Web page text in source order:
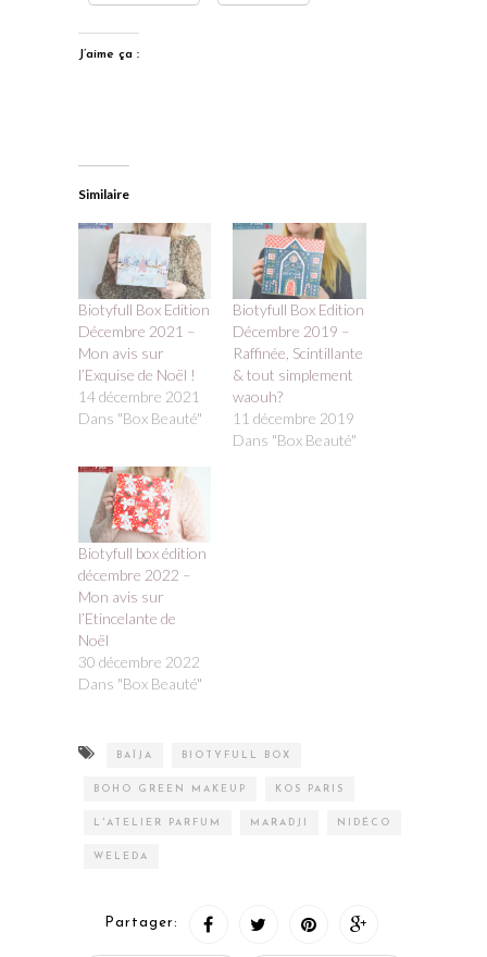
J’aime ça :
Similaire
Biotyfull Box Edition
Décembre 2021 –
Mon avis sur
l’Exquise de Noël !
14 décembre 2021
Dans "Box Beauté"
Biotyfull Box Edition
Décembre 2019 –
Raffinée, Scintillante
& tout simplement
waouh?
11 décembre 2019
Dans "Box Beauté"
Biotyfull box édition
décembre 2022 –
Mon avis sur
l’Etincelante de
Noël
30 décembre 2022
Dans "Box Beauté"
BAÏJA BIOTYFULL BOX
BOHO GREEN MAKEUP KOS PARIS
L'ATELIER PARFUM MARADJI NIDÉCO
WELEDA
Partager: